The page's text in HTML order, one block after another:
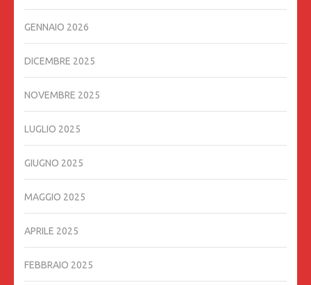
GENNAIO 2026
DICEMBRE 2025
NOVEMBRE 2025
LUGLIO 2025
GIUGNO 2025
MAGGIO 2025
APRILE 2025
FEBBRAIO 2025